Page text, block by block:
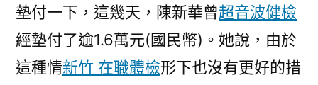
墊付一下，這幾天，陳新華曾超音波健檢
經墊付了逾1.6萬元(國民幣)。她說，由於
這種情新竹 在職體檢形下也沒有更好的措